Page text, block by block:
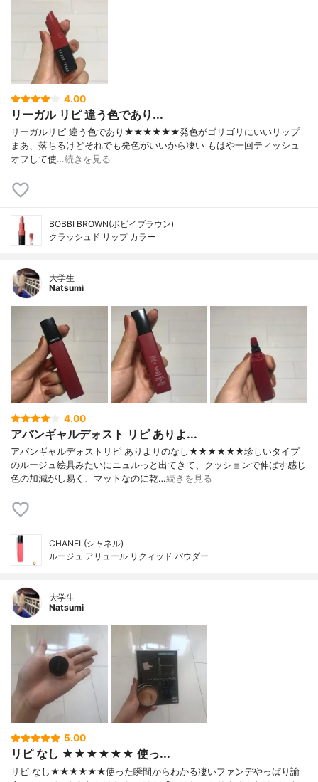
4.00
リーガル リピ 違う色であり...
リーガルリピ 違う色であり★★★★★★発色がゴリゴリにいいリップ
まあ、落ちるけどそれでも発色がいいから凄い もはや一回ティッシュ
オフして使…続きを見る
BOBBI BROWN(ボビイブラウン)
クラッシュド リップ カラー
大学生
Natsumi
4.00
アバンギャルデォスト リピ ありよ...
アバンギャルデォストリピ ありよりのなし★★★★★★珍しいタイプ
のルージュ絵具みたいにニュルっと出てきて、クッションで伸ばす感じ
色の加減がし易く、マットなのに乾…続きを見る
CHANEL(シャネル)
ルージュ アリュール リクィッド パウダー
大学生
Natsumi
5.00
リピ なし ★★★★★★ 使っ...
リピ なし★★★★★★使った瞬間からわかる凄いファンデやっぱり諭